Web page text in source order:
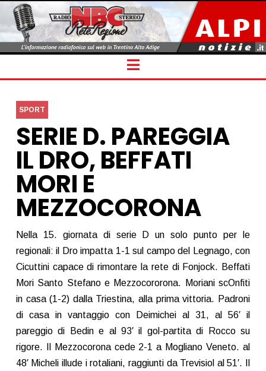
Navigation
SPORT
SERIE D. PAREGGIA
IL DRO, BEFFATI
MORI E
MEZZOCORONA
Nella 15. giornata di serie D un solo punto per le
regionali: il Dro impatta 1-1 sul campo del Legnago, con
Cicuttini capace di rimontare la rete di Fonjock. Beffati
Mori Santo Stefano e Mezzocororona. Moriani scOnfiti
in casa (1-2) dalla Triestina, alla prima vittoria. Padroni
di casa in vantaggio con Deimichei al 31, al 56′ il
pareggio di Bedin e al 93′ il gol-partita di Rocco su
rigore. Il Mezzocorona cede 2-1 a Mogliano Veneto. al
48′ Micheli illude i rotaliani, raggiunti da Trevisiol al 51′. Il